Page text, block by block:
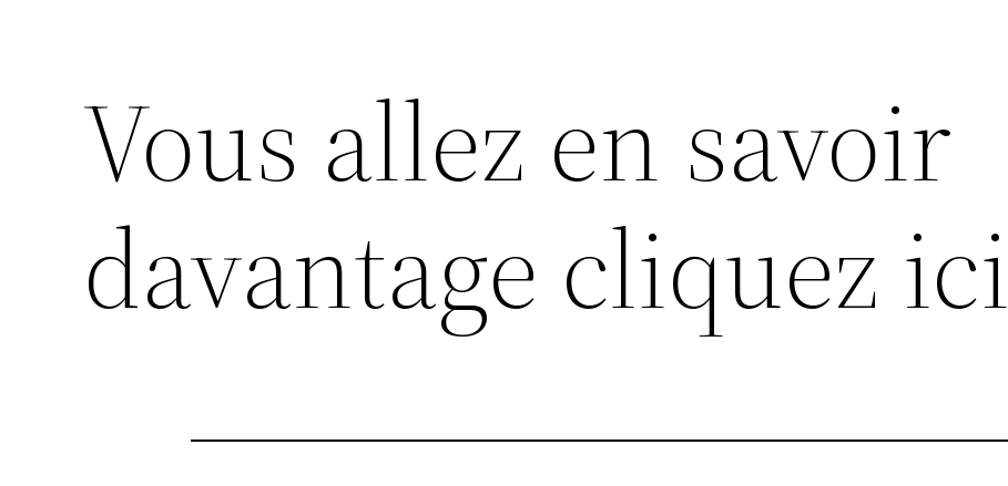
Vous allez en savoir
davantage cliquez ici